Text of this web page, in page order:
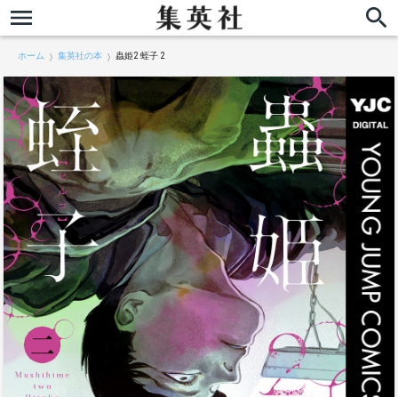
ホーム 集英社の本 蟲姫2 蛭子 2